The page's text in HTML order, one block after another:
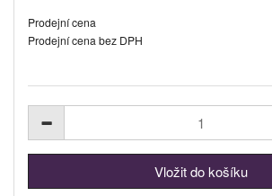
Prodejní cena
Prodejní cena bez DPH